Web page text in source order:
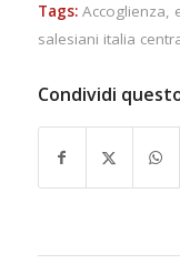
Tags: Accoglienza,
salesiani italia
Condividi